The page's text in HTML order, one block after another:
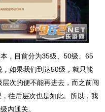
，目前分为35级、50级、65
如果我们到达50级，就只能
次的便不能再进去，而之前闯
往后层次也是如此。所以，我
内通关。